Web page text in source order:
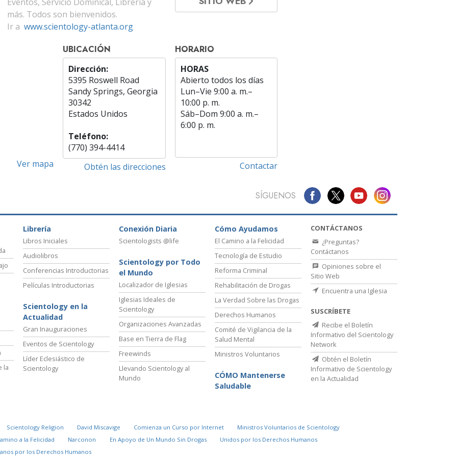
Eventos, Servicio Dominical, Librería y
más. Todos son bienvenidos.
Ir a www.scientology-atlanta.org
Ver mapa
UBICACIÓN
Dirección:
5395 Roswell Road
Sandy Springs, Georgia
30342
Estados Unidos
Teléfono:
(770) 394-4414
Obtén las direcciones
HORARIO
HORAS
Abierto todos los días
Lun–Vie 9:00 a. m.–
10:00 p. m.
Sáb–Dom 9:00 a. m.–
6:00 p. m.
Contactar
SÍGUENOS
la
Librería
Libros Iniciales
Audiolibros
Conferencias Introductorias
Películas Introductorias
Scientology en la
Actualidad
Gran Inauguraciones
Eventos de Scientology
Líder Eclesiástico de
Scientology
Conexión Diaria
Scientologists @life
Scientology por Todo
el Mundo
Localizador de Iglesias
Iglesias Ideales de
Scientology
Organizaciones Avanzadas
Base en Tierra de Flag
Freewinds
Llevando Scientology al
Mundo
Cómo Ayudamos
El Camino a la Felicidad
Tecnología de Estudio
Reforma Criminal
Rehabilitación de Drogas
La Verdad Sobre las Drogas
Derechos Humanos
Comité de Vigilancia de la
Salud Mental
Ministros Voluntarios
CÓMO Mantenerse
Saludable
CONTÁCTANOS
¿Preguntas?
Contáctanos
Opiniones sobre el
Sitio Web
Encuentra una Iglesia
SUSCRÍBETE
Recibe el Boletín
Informativo del Scientology
Network
Obtén el Boletín
Informativo de Scientology
en la Actualidad
Scientology Religion David Miscavige Comienza un Curso por Internet
Ministros Voluntarios de Scientology
a la Felicidad
Narconon En Apoyo de Un Mundo Sin Drogas
Unidos por los Derechos Humanos
por los Derechos Humanos